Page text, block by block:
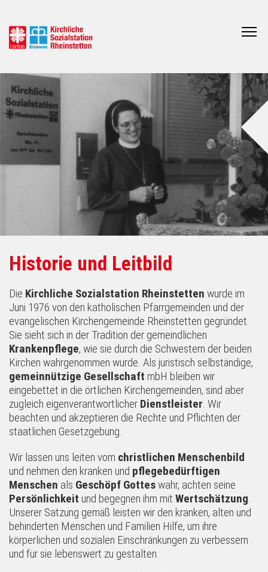
Historie und Leitbild
Die Kirchliche Sozialstation Rheinstetten wurde im
Juni 1976 von den katholischen Pfarrgemeinden und der
evangelischen Kirchengemeinde Rheinstetten gegründet.
Sie sieht sich in der Tradition der gemeindlichen
Krankenpflege, wie sie durch die Schwestern der beiden
Kirchen wahrgenommen wurde. Als juristisch selbständige,
gemeinnützige Gesellschaft mbH bleiben wir
eingebettet in die örtlichen Kirchengemeinden, sind aber
zugleich eigenverantwortlicher Dienstleister. Wir
beachten und akzeptieren die Rechte und Pflichten der
staatlichen Gesetzgebung.
Wir lassen uns leiten vom christlichen Menschenbild
und nehmen den kranken und pflegebedürftigen
Menschen als Geschöpf Gotteswahr, achten seine
Persönlichkeit und begegnen ihm mit Wertschätzung.
Unserer Satzung gemäß leisten wir den kranken, alten und
behinderten Menschen und Familien Hilfe, um ihre
körperlichen und sozialen Einschränkungen zu verbessern
und für sie lebenswert zu gestalten.